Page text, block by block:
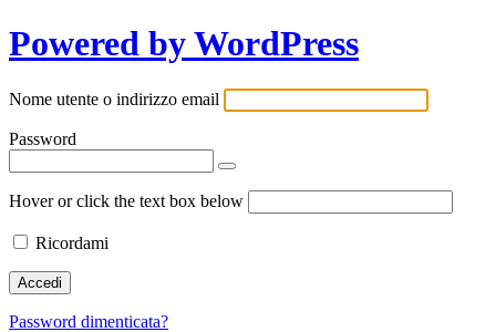
Powered by WordPress
Nome utente o indirizzo email
Password
Hover or click the text box below
Ricordami
Password dimenticata?